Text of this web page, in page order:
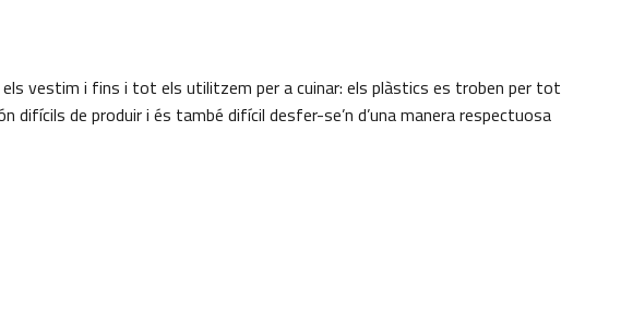
els vestim i fins i tot els utilitzem per a cuinar: els plàstics es troben per tot
difícils de produir i és també difícil desfer-se’n d’una manera respectuosa